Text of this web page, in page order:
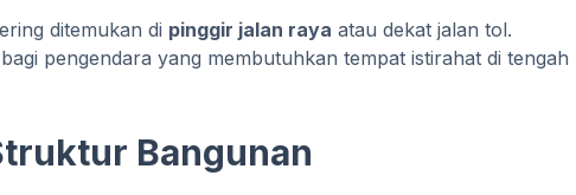
ditemukan di pinggir jalan raya atau dekat jalan tol.
pengendara yang membutuhkan tempat istirahat di tengah
Bangunan